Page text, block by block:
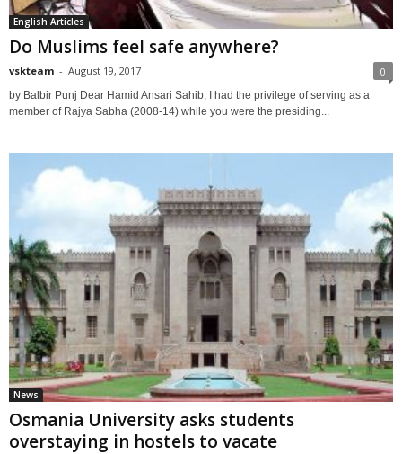
English Articles
Do Muslims feel safe anywhere?
vskteam - August 19, 2017 0
by Balbir Punj Dear Hamid Ansari Sahib, I had the privilege of serving as a
member of Rajya Sabha (2008-14) while you were the presiding...
News
Osmania University asks students
overstaying in hostels to vacate